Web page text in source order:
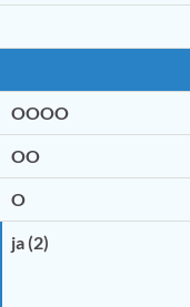
OOOO
OO
O
ja (2)